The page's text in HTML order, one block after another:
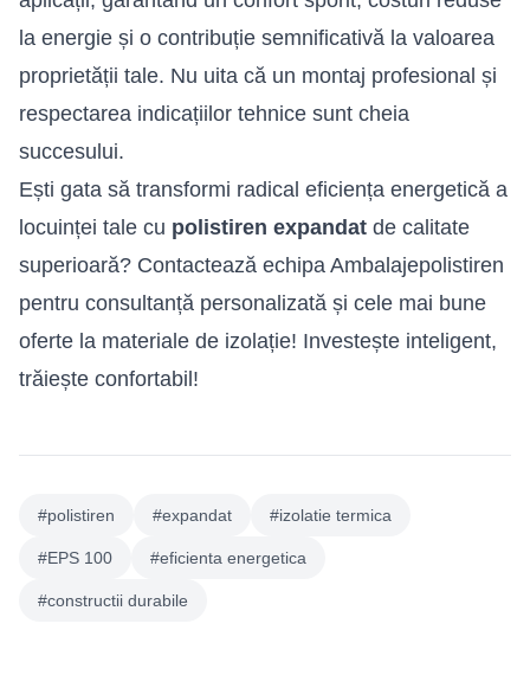
la energie și o contribuție semnificativă la valoarea
proprietății tale. Nu uita că un montaj profesional și
respectarea indicațiilor tehnice sunt cheia
succesului.
Ești gata să transformi radical eficiența energetică a
locuinței tale cu polistiren expandat de calitate
superioară? Contactează echipa Ambalajepolistiren
pentru consultanță personalizată și cele mai bune
oferte la materiale de izolație! Investește inteligent,
trăiește confortabil!
#polistiren #expandat #izolatie termica
#EPS 100 #eficienta energetica
#constructii durabile